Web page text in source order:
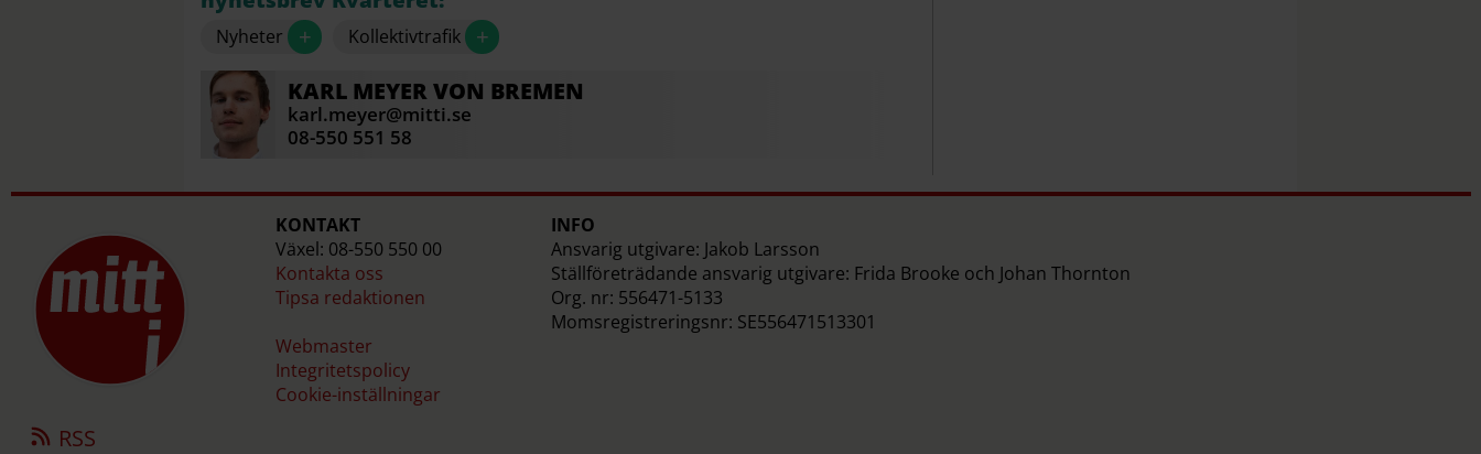
Nyheter + Kollektivtrafik +
KARL MEYER VON BREMEN
karl.meyer@mitti.se
08-550 551 58
KONTAKT
Växel: 08-550 550 00
Kontakta oss
Tipsa redaktionen
Webmaster
Integritetspolicy
Cookie-inställningar
INFO
Ansvarig utgivare: Jakob Larsson
Ställföreträdande ansvarig utgivare: Frida Brooke och Johan Thornton
Org. nr: 556471-5133
Momsregistreringsnr: SE556471513301
RSS